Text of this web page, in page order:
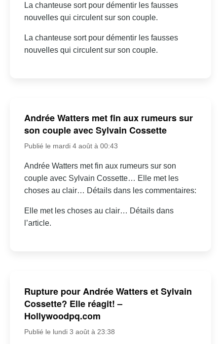
La chanteuse sort pour démentir les fausses
nouvelles qui circulent sur son couple.
La chanteuse sort pour démentir les fausses
nouvelles qui circulent sur son couple.
Andrée Watters met fin aux rumeurs sur
son couple avec Sylvain Cossette
Publié le mardi 4 août à 00:43
Andrée Watters met fin aux rumeurs sur son
couple avec Sylvain Cossette… Elle met les
choses au clair… Détails dans les commentaires:
Elle met les choses au clair… Détails dans
l’article.
Rupture pour Andrée Watters et Sylvain
Cossette? Elle réagit! –
Hollywoodpq.com
Publié le lundi 3 août à 23:38